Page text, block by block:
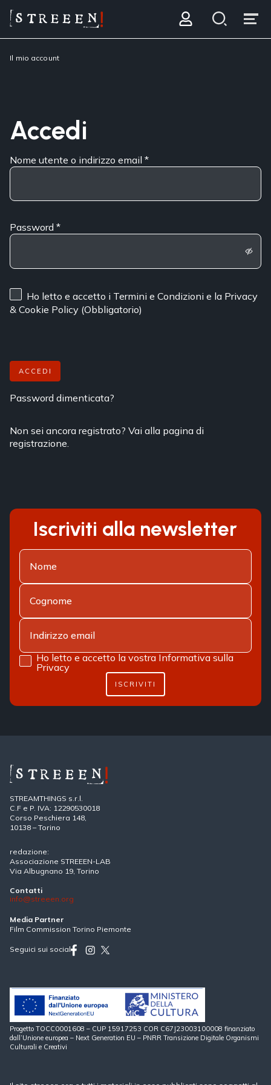
Il mio account
Accedi
Nome utente o indirizzo email*
Password*
Ho letto e accetto i Termini e Condizioni e la Privacy
& Cookie Policy (Obbligatorio)
ACCEDI
Password dimenticata?
Non sei ancora registrato? Vai alla pagina di
registrazione.
Iscriviti alla newsletter
Ho letto e accetto la vostra Informativa sulla
Privacy
ISCRIVITI
STREAMTHINGS s.r.l.
C.F e P. IVA: 12290530018
Corso Peschiera 148,
10138 – Torino
redazione:
Associazione STREEEN-LAB
Via Albugnano 19, Torino
Contatti
info@streeen.org
Media Partner
Film Commission Torino Piemonte
Seguici sui social
Progetto TOCC0001608 – CUP 15917253 COR C67J23003100008 finanziato
dall’Unione europea – Next Generation EU – PNRR Transizione Digitale Organismi
Culturali e Creativi